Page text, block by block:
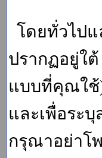
โดยทั่วไป
ปรากฏอยู่ใ
แบบที่คุณใช้
และเพื่อระบุ
กรุณาอย่าโ